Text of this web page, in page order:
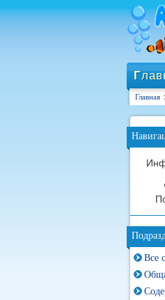
Г
Главная
Все